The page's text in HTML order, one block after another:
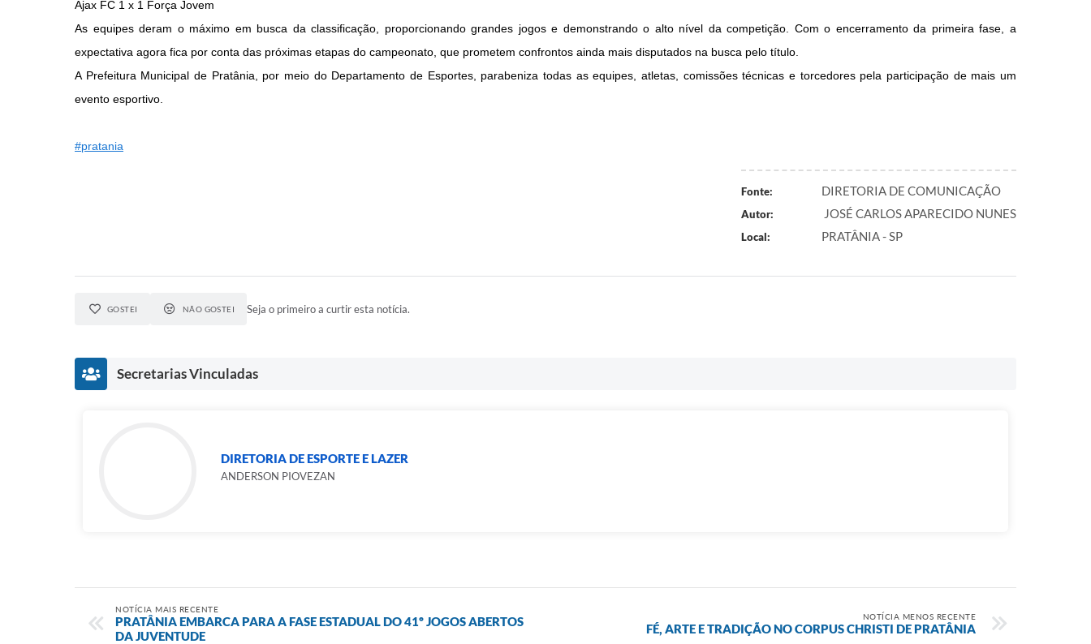
Ajax FC 1 x 1 Força Jovem
As equipes deram o máximo em busca da classificação, proporcionando grandes jogos e demonstrando o alto nível da competição. Com o encerramento da primeira fase, a
expectativa agora fica por conta das próximas etapas do campeonato, que prometem confrontos ainda mais disputados na busca pelo título.
A Prefeitura Municipal de Pratânia, por meio do Departamento de Esportes, parabeniza todas as equipes, atletas, comissões técnicas e torcedores pela participação de mais um
evento esportivo.
#pratania
Fonte: DIRETORIA DE COMUNICAÇÃO
Autor: JOSÉ CARLOS APARECIDO NUNES
Local: PRATÂNIA - SP
GOSTEI NÃO GOSTEI Seja o primeiro a curtir esta notícia.
Secretarias Vinculadas
DIRETORIA DE ESPORTE E LAZER
ANDERSON PIOVEZAN
NOTÍCIA MAIS RECENTE
PRATÂNIA EMBARCA PARA A FASE ESTADUAL DO 41º JOGOS ABERTOS
DA JUVENTUDE
NOTÍCIA MENOS RECENTE
FÉ, ARTE E TRADIÇÃO NO CORPUS CHRISTI DE PRATÂNIA